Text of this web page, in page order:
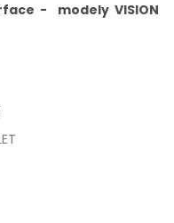
- modely VISION